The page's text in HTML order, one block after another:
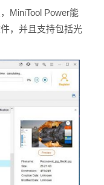
MiniTool Power能
，并且支持包括光